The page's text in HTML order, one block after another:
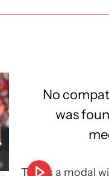
This is a modal
No
was